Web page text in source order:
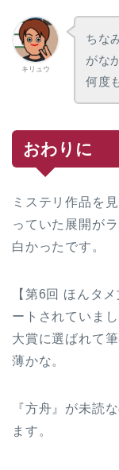
キリュウ
ちな
がな
何度
おわりに
ミステリ作品を
っていた展開が
白かったです。
【第6回 ほんタ
ートされていまし
大賞に選ばれて
薄かな。
『方舟』が未読
ます。